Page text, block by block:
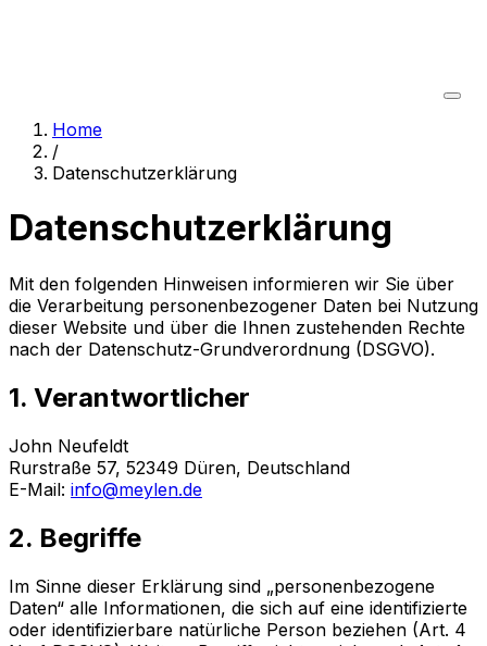
Home
/
Datenschutzerklärung
Datenschutzerklärung
Mit den folgenden Hinweisen informieren wir Sie über
die Verarbeitung personenbezogener Daten bei Nutzung
dieser Website und über die Ihnen zustehenden Rechte
nach der Datenschutz-Grundverordnung (DSGVO).
1. Verantwortlicher
John Neufeldt
Rurstraße 57, 52349 Düren, Deutschland
E-Mail: info@meylen.de
2. Begriffe
Im Sinne dieser Erklärung sind „personenbezogene
Daten“ alle Informationen, die sich auf eine identifizierte
oder identifizierbare natürliche Person beziehen (Art. 4